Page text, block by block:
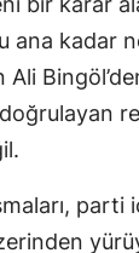
ana kadar
Ali
parti